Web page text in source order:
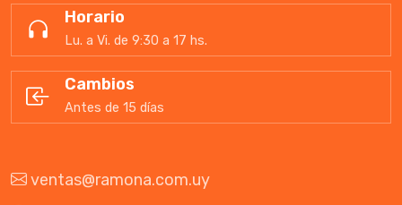
Horario
Lu. a Vi. de 9:30 a 17 hs.
Cambios
Antes de 15 días
ventas@ramona.com.uy